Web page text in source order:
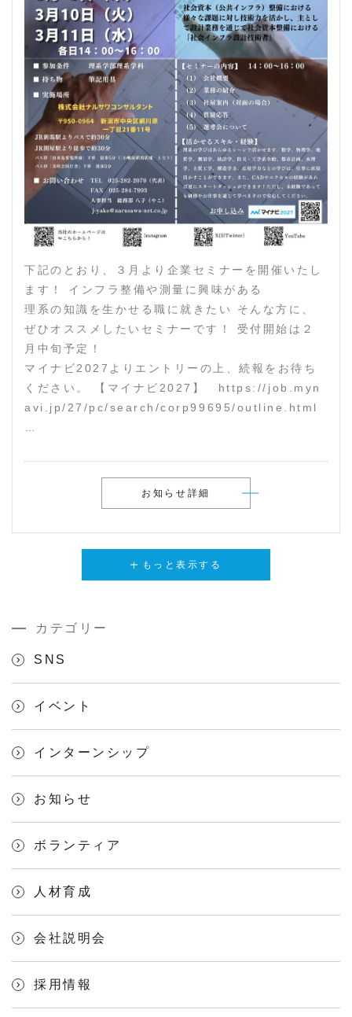
下記のとおり、３月より企業セミナーを開催いたし
ます！ インフラ整備や測量に興味がある
理系の知識を生かせる職に就きたい そんな方に、
ぜひオススメしたいセミナーです！ 受付開始は２
月中旬予定！
マイナビ2027よりエントリーの上、続報をお待ち
ください。 【マイナビ2027】 https://job.myn
avi.jp/27/pc/search/corp99695/outline.html
…
お知らせ詳細
もっと表示する
カテゴリー
SNS
イベント
インターンシップ
お知らせ
ボランティア
人材育成
会社説明会
採用情報